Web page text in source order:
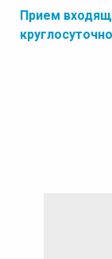
Прием